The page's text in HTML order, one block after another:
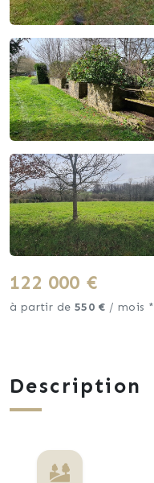
122 000 €
à partir de 550 € / mois *
Description